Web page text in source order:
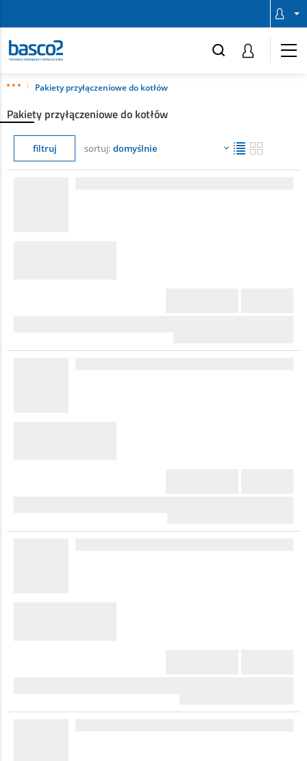
Pakiety przyłączeniowe do kotłów
Pakiety przyłączeniowe do kotłów
filtruj sortuj